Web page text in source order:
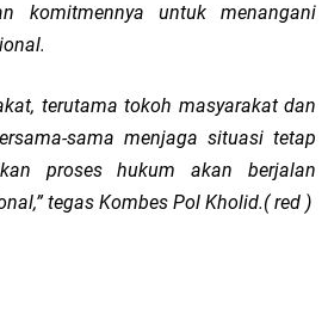
komitmennya untuk menangani
terutama tokoh masyarakat dan
sama menjaga situasi tetap
proses hukum akan berjalan
tegas Kombes Pol Kholid.( red )